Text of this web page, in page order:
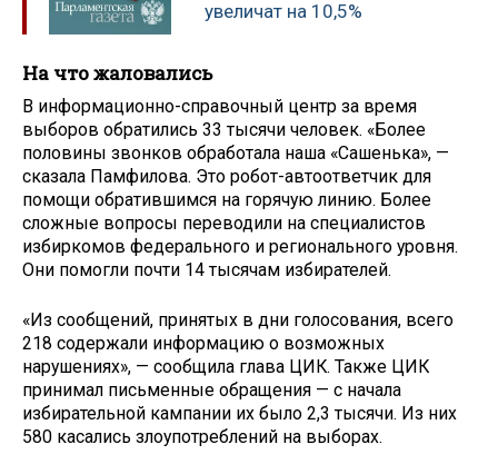
увеличат на 10,5%
На что жаловались
В информационно-справочный центр за время
выборов обратились 33 тысячи человек. «Более
половины звонков обработала наша «Сашенька», —
сказала Памфилова. Это робот-автоответчик для
помощи обратившимся на горячую линию. Более
сложные вопросы переводили на специалистов
избиркомов федерального и регионального уровня.
Они помогли почти 14 тысячам избирателей.
«Из сообщений, принятых в дни голосования, всего
218 содержали информацию о возможных
нарушениях», — сообщила глава ЦИК. Также ЦИК
принимал письменные обращения — с начала
избирательной кампании их было 2,3 тысячи. Из них
580 касались злоупотреблений на выборах.